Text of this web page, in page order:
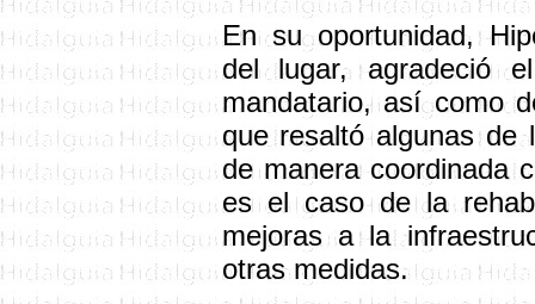
En su oportunidad,
del lugar, agradeció
mandatario, así como
que resaltó algunas de
de manera coordinada
es el caso de la
mejoras a la
otras medidas.